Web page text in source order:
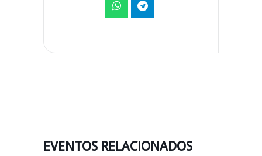
EVENTOS RELACIONADOS